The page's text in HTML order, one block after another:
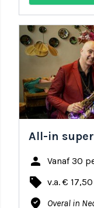
All-in
person Vanaf 30
local_offer v.a. €
where_to_vote Overal in